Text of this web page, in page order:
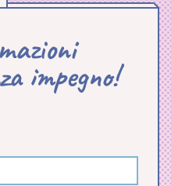
impegno!